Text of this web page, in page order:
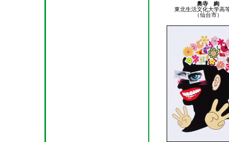
奥寺 絢
東北生活文化大学高
（仙台市）